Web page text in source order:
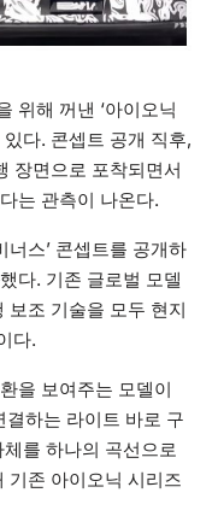
위해 꺼낸 ‘아이오닉
다. 콘셉트 공개 직후,
장면으로 포착되면서
는 관측이 나온다.
너스’ 콘셉트를 공개하
다. 기존 글로벌 모델
보조 기술을 모두 현지
다.
을 보여주는 모델이
하는 라이트 바로 구
를 하나의 곡선으로
기존 아이오닉 시리즈